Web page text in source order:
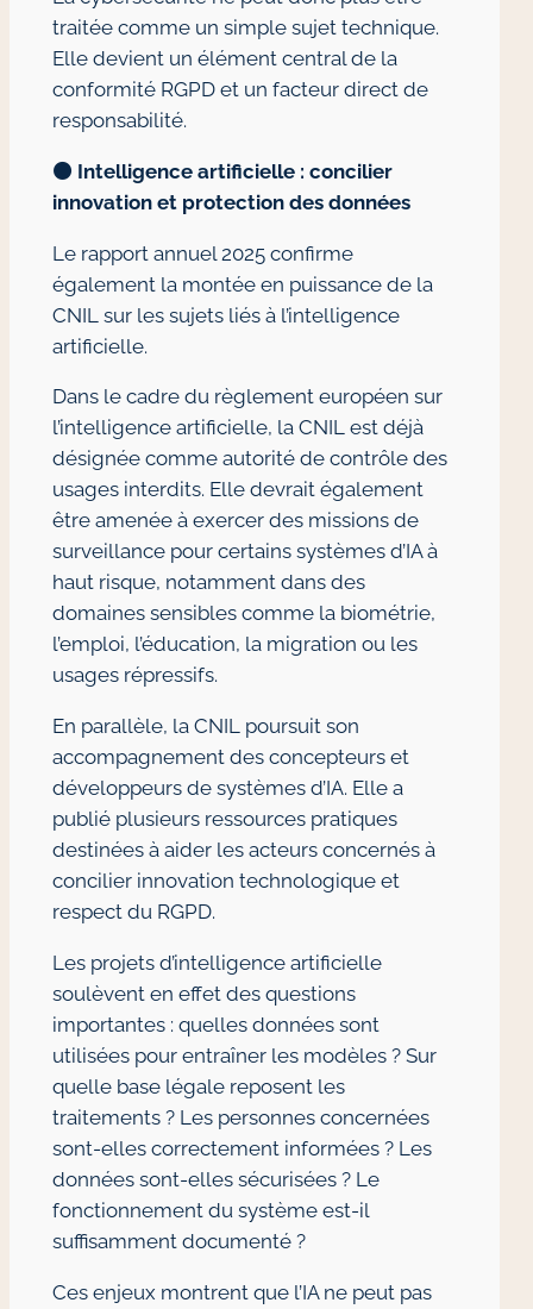
traitée comme un simple sujet technique.
Elle devient un élément central de la
conformité RGPD et un facteur direct de
responsabilité.
🟠 Intelligence artificielle : concilier
innovation et protection des données
Le rapport annuel 2025 confirme
également la montée en puissance de la
CNIL sur les sujets liés à l’intelligence
artificielle.
Dans le cadre du règlement européen sur
l’intelligence artificielle, la CNIL est déjà
désignée comme autorité de contrôle des
usages interdits. Elle devrait également
être amenée à exercer des missions de
surveillance pour certains systèmes d’IA à
haut risque, notamment dans des
domaines sensibles comme la biométrie,
l’emploi, l’éducation, la migration ou les
usages répressifs.
En parallèle, la CNIL poursuit son
accompagnement des concepteurs et
développeurs de systèmes d’IA. Elle a
publié plusieurs ressources pratiques
destinées à aider les acteurs concernés à
concilier innovation technologique et
respect du RGPD.
Les projets d’intelligence artificielle
soulèvent en effet des questions
importantes : quelles données sont
utilisées pour entraîner les modèles ? Sur
quelle base légale reposent les
traitements ? Les personnes concernées
sont-elles correctement informées ? Les
données sont-elles sécurisées ? Le
fonctionnement du système est-il
suffisamment documenté ?
Ces enjeux montrent que l’IA ne peut pas